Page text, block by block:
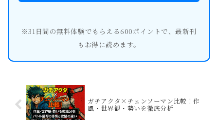
※31日間の無料体験でもらえる600ポイントで、最新刊
もお得に読めます。
ガチアクタ×チェンソーマン比較！作
風・世界観・勢いを徹底分析